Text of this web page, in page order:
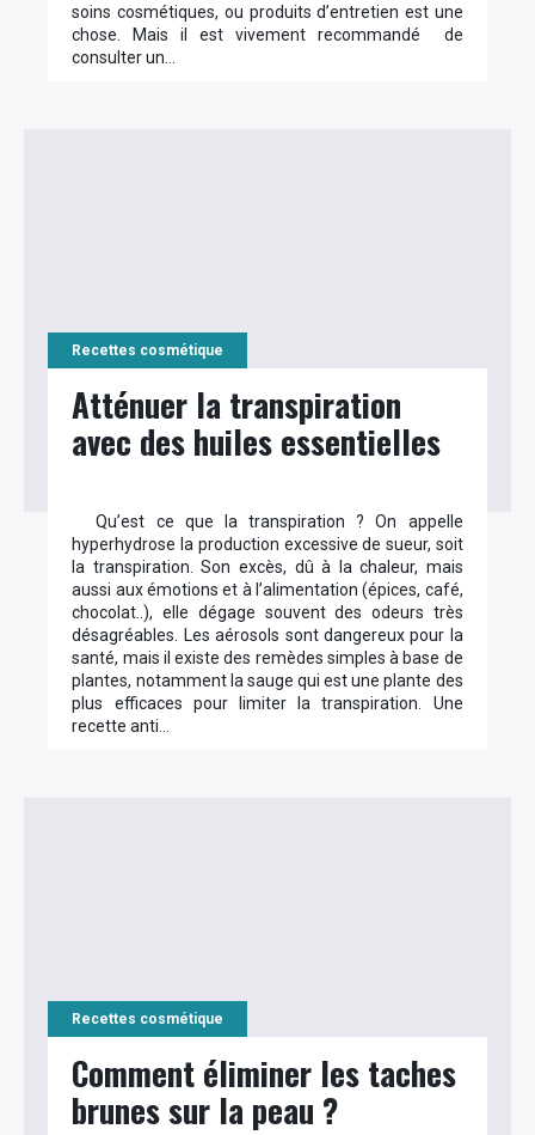
soins cosmétiques, ou produits d’entretien est une
chose. Mais il est vivement recommandé de
consulter un…
Recettes cosmétique
Atténuer la transpiration
avec des huiles essentielles
Qu’est ce que la transpiration ? On appelle
hyperhydrose la production excessive de sueur, soit
la transpiration. Son excès, dû à la chaleur, mais
aussi aux émotions et à l’alimentation (épices, café,
chocolat..), elle dégage souvent des odeurs très
désagréables. Les aérosols sont dangereux pour la
santé, mais il existe des remèdes simples à base de
plantes, notamment la sauge qui est une plante des
plus efficaces pour limiter la transpiration. Une
recette anti…
Recettes cosmétique
Comment éliminer les taches
brunes sur la peau ?